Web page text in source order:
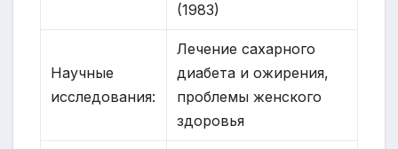
(1983)
Научные
исследования:
Лечение сахарного
диабета и ожирения,
проблемы женского
здоровья